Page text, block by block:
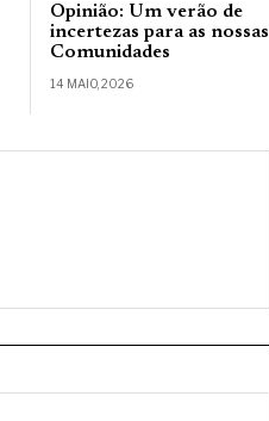
Opinião: Um verão de
incertezas para as nossas
Comunidades
14 MAIO, 2026